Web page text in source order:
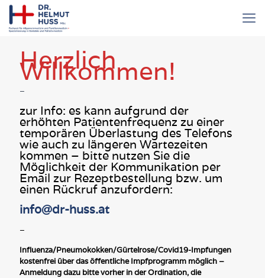
Herzlich
Willkommen!
–
zur Info: es kann aufgrund der
erhöhten Patientenfrequenz zu einer
temporären Überlastung des Telefons
wie auch zu längeren Wartezeiten
kommen – bitte nutzen Sie die
Möglichkeit der Kommunikation per
Email zur Rezeptbestellung bzw. um
einen Rückruf anzufordern:
info@dr-huss.at
–
Influenza/Pneumokokken/Gürtelrose/Covid19-Impfungen
kostenfrei über das öffentliche Impfprogramm möglich –
Anmeldung dazu bitte vorher in der Ordination, die